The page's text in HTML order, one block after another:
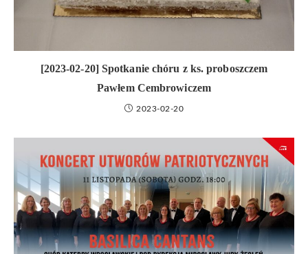
[2023-02-20] Spotkanie chóru z ks. proboszczem
Pawłem Cembrowiczem
2023-02-20